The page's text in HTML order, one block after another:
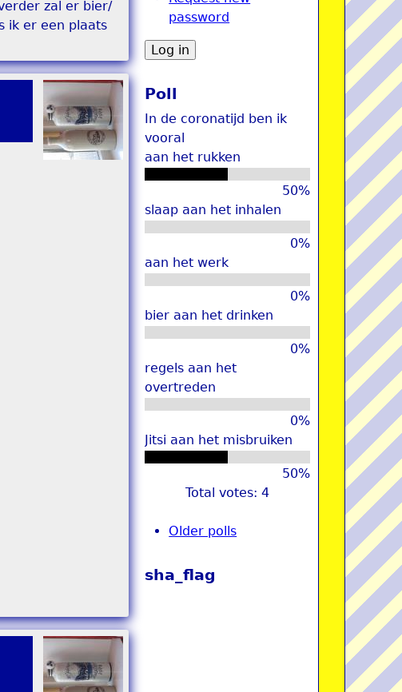
zal er bier/
ik er een plaats
u
password
Poll
In de coronatijd ben ik
vooral
aan het rukken
50%
slaap aan het inhalen
0%
aan het werk
0%
bier aan het drinken
0%
regels aan het
overtreden
0%
Jitsi aan het misbruiken
50%
Total votes: 4
Older polls
sha_flag